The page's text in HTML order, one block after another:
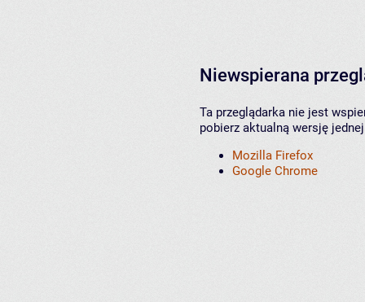
Niewspierana
Ta przeglądarka nie jest
pobierz aktualną wersję
Mozilla Firefox
Google Chrome